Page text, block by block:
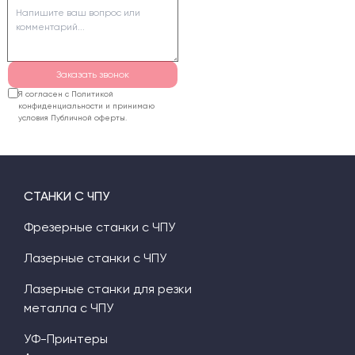
Заказать звонок
Я согласен с Политикой
конфиденциальности и принимаю
условия Публичной оферты.
СТАНКИ С ЧПУ
Фрезерные станки с ЧПУ
Лазерные станки с ЧПУ
Лазерные станки для резки
металла с ЧПУ
УФ-Принтеры